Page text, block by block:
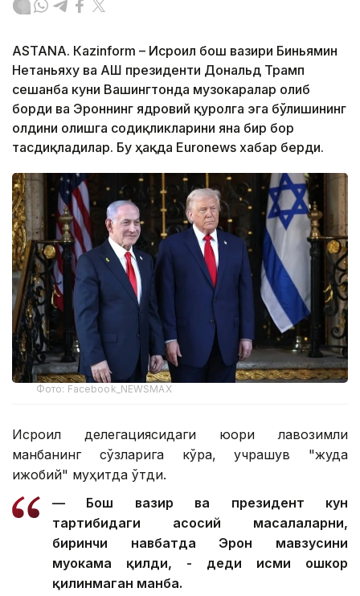
ASTANА. Кazinform – Исроил бош вазири Биньямин
Нетаньяху ва АҚШ президенти Дональд Трамп
сешанба куни Вашингтонда музокаралар олиб
борди ва Эроннинг ядровий қуролга эга бўлишининг
олдини олишга содиқликларини яна бир бор
тасдиқладилар. Бу ҳақда Euronews хабар берди.
Фото: Facebook_NEWSMAX
Исроил делегациясидаги юқори лавозимли
манбанинг сўзларига кўра, учрашув "жуда
ижобий" муҳитда ўтди.
— Бош вазир ва президент кун
тартибидаги асосий масалаларни,
биринчи навбатда Эрон мавзусини
муҳокама қилди, - деди исми ошкор
қилинмаган манба.